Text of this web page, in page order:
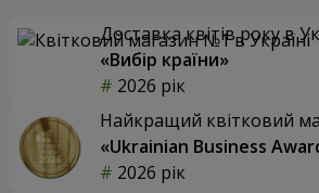
Доставка квітів року в
«Вибір країни»
2026 рік
Найкращий квітковий
«Ukrainian Business
2026 рік